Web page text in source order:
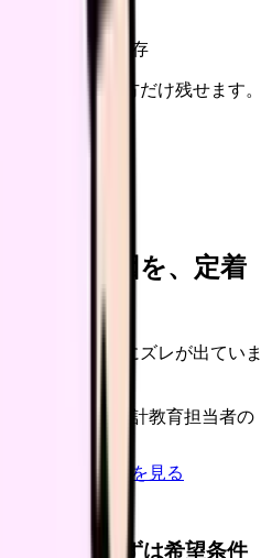
希望条件だけ保存
気になる働き方だけ残せます。
まう原因を、定着
入職後の現実にズレが出ていま
・3ヶ月面談の設計教育担当者の
サービス詳細を見る
さんへ。まずは希望条件